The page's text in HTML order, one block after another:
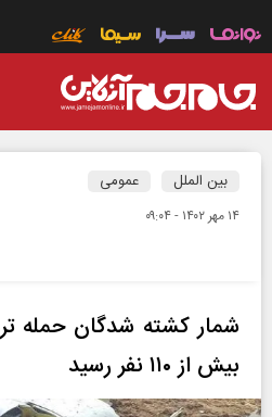
بین الملل عمومی
۱۴ مهر ۱۴۰۲ - ۰۹:۰۴
شمار کشته شدگان حمله
بیش از ۱۱۰ نفر رسید